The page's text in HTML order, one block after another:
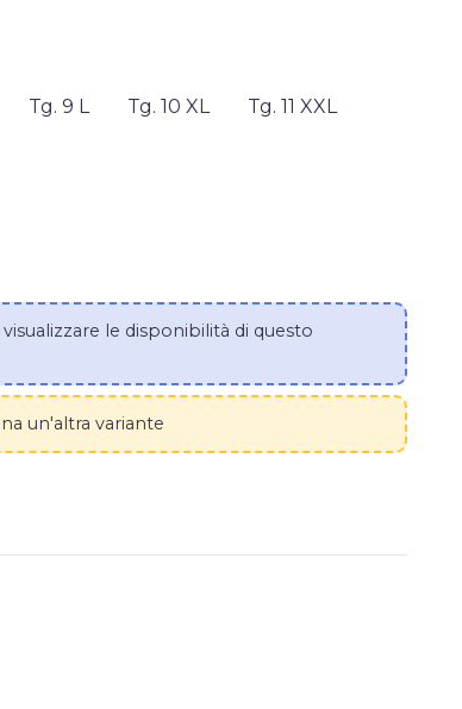
Tg. 9 L Tg. 10 XL Tg. 11 XXL
MONOUSO SHOWA
QUANTITÀ DI GUANTI MONOUSO
le disponibilità di questo
un'altra variante